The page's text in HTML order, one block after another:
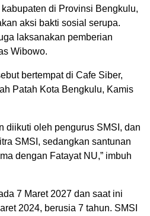
di Provinsi Bengkulu,
aksi bakti sosial serupa.
laksanakan pemberian
Wibowo.
bertempat di Cafe Siber,
Patah Kota Bengkulu, Kamis
diikuti oleh pengurus SMSI, dan
SMSI, sedangkan santunan
dengan Fatayat NU,” imbuh
7 Maret 2027 dan saat ini
2024, berusia 7 tahun. SMSI